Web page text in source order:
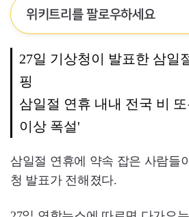
위키트리를 팔로우하세요
27일 기상청이 발표한 삼일
핑
삼일절 연휴 내내 전국 비
이상 폭설'
삼일절 연휴에 약속 잡은 사람들
청 발표가 전해졌다.